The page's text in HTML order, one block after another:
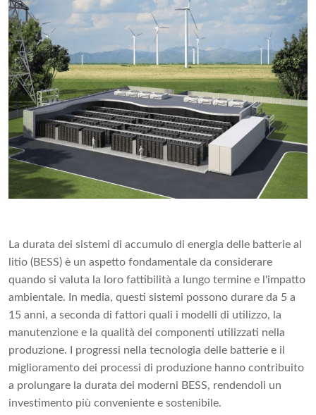
La durata dei sistemi di accumulo di energia delle batterie al
litio (BESS) è un aspetto fondamentale da considerare
quando si valuta la loro fattibilità a lungo termine e l'impatto
ambientale. In media, questi sistemi possono durare da 5 a
15 anni, a seconda di fattori quali i modelli di utilizzo, la
manutenzione e la qualità dei componenti utilizzati nella
produzione. I progressi nella tecnologia delle batterie e il
miglioramento dei processi di produzione hanno contribuito
a prolungare la durata dei moderni BESS, rendendoli un
investimento più conveniente e sostenibile.